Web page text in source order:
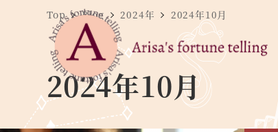
Top Blog 2024年 2024年10月
2024年10月